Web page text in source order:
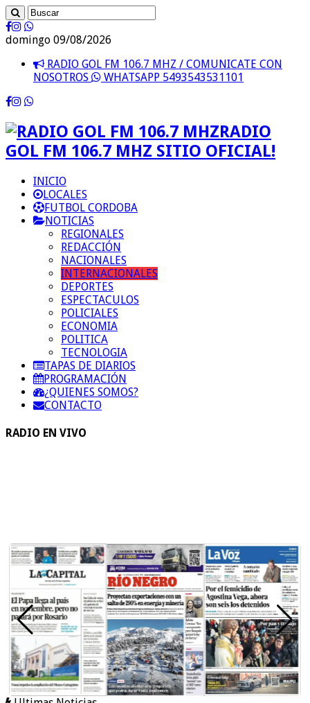
domingo 09/08/2026
RADIO GOL FM 106.7 MHZ / COMUNICATE CON
NOSOTROS
WHATSAPP 5493543531101
RADIO
GOL FM 106.7 MHZ SITIO OFICIAL!
INICIO
LOCALES
FUTBOL CORDOBA
NOTICIAS
REGIONALES
REDACCIÓN
NACIONALES
INTERNACIONALES
DEPORTES
ESPECTACULOS
POLICIALES
ECONOMIA
POLITICA
TECNOLOGIA
TAPAS DE DIARIOS
PROGRAMACIÓN
¿QUIENES SOMOS?
CONTACTO
RADIO EN VIVO